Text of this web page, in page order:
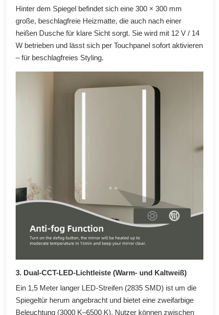
Hinter dem Spiegel befindet sich eine 300 × 300 mm
große, beschlagfreie Heizmatte, die auch nach einer
heißen Dusche für klare Sicht sorgt. Sie wird mit 12 V / 14
W betrieben und lässt sich per Touchpanel sofort aktivieren
– für beschlagfreies Styling.
3. Dual-CCT-LED-Lichtleiste (Warm- und Kaltweiß)
Ein 1,5 Meter langer LED-Streifen (2835 SMD) ist um die
Spiegeltür herum angebracht und bietet eine zweifarbige
Beleuchtung (3000 K–6500 K). Nutzer können zwischen